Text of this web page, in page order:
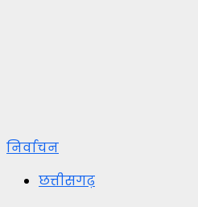
निर्वाचन
छत्तीसगढ़